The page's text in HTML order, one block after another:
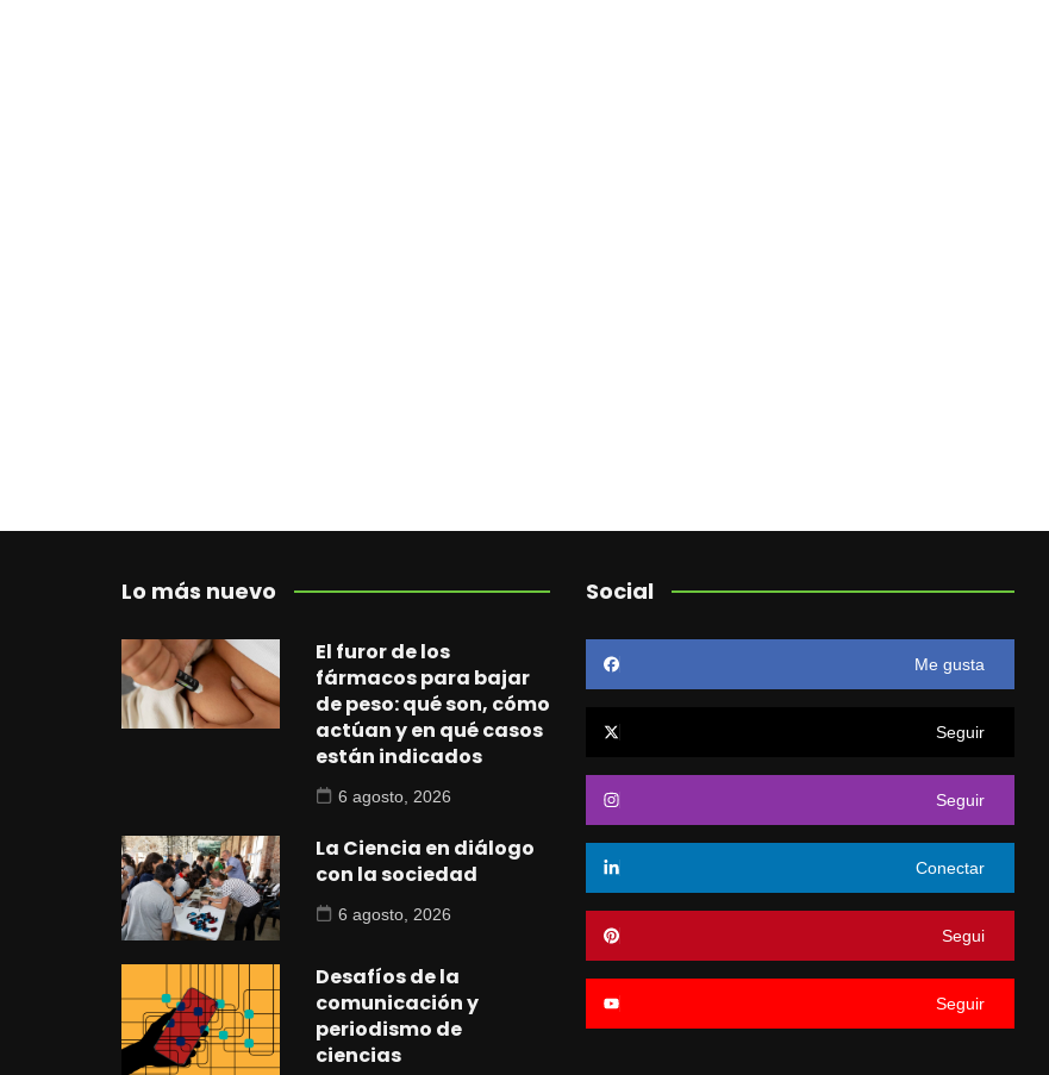
Lo más nuevo
El furor de los
fármacos para bajar
de peso: qué son, cómo
actúan y en qué casos
están indicados
6 agosto, 2026
La Ciencia en diálogo
con la sociedad
6 agosto, 2026
Desafíos de la
comunicación y
periodismo de
ciencias
Social
Me gusta
Seguir
Seguir
Conectar
Segui
Seguir